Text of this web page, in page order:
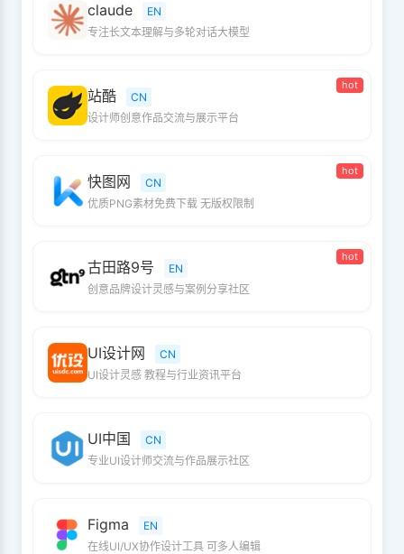
claude
EN
专注长文本理解与多轮对话大模型
hot
站酷
CN
设计师创意作品交流与展示平台
hot
快图网
CN
优质PNG素材免费下载 无版权限制
hot
古田路9号
EN
创意品牌设计灵感与案例分享社区
UI设计网
CN
UI设计灵感 教程与行业资讯平台
UI中国
CN
专业UI设计师交流与作品展示社区
Figma
EN
在线UI/UX协作设计工具 可多人编辑